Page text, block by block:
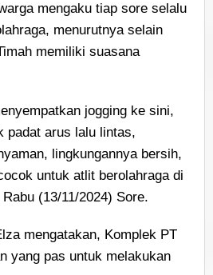
mengaku tiap sore selalu
menurutnya selain
memiliki suasana
jogging ke sini,
padat arus lalu lintas,
lingkungannya bersih,
untuk atlit berolahraga di
(13/11/2024) Sore.
mengatakan, Komplek PT
yang pas untuk melakukan